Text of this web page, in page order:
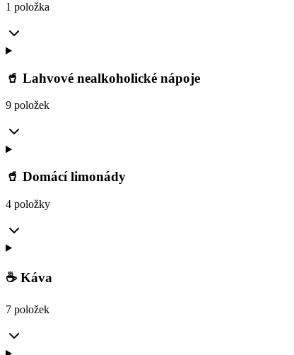
1 položka
🥤 Lahvové nealkoholické nápoje
9 položek
🥤 Domácí limonády
4 položky
☕ Káva
7 položek